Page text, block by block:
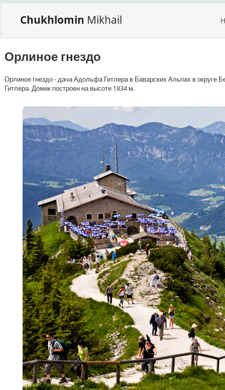
Chukhlomin Mikhail
Орлиное гнездо
Орлиное гнездо - дача Адольфа Гитлера в Баварских Альпах в округе
Гитлера. Домик построен на высоте 1834 м.